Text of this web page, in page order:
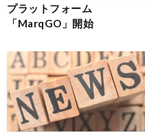
プラットフォーム
「MarqGO」開始